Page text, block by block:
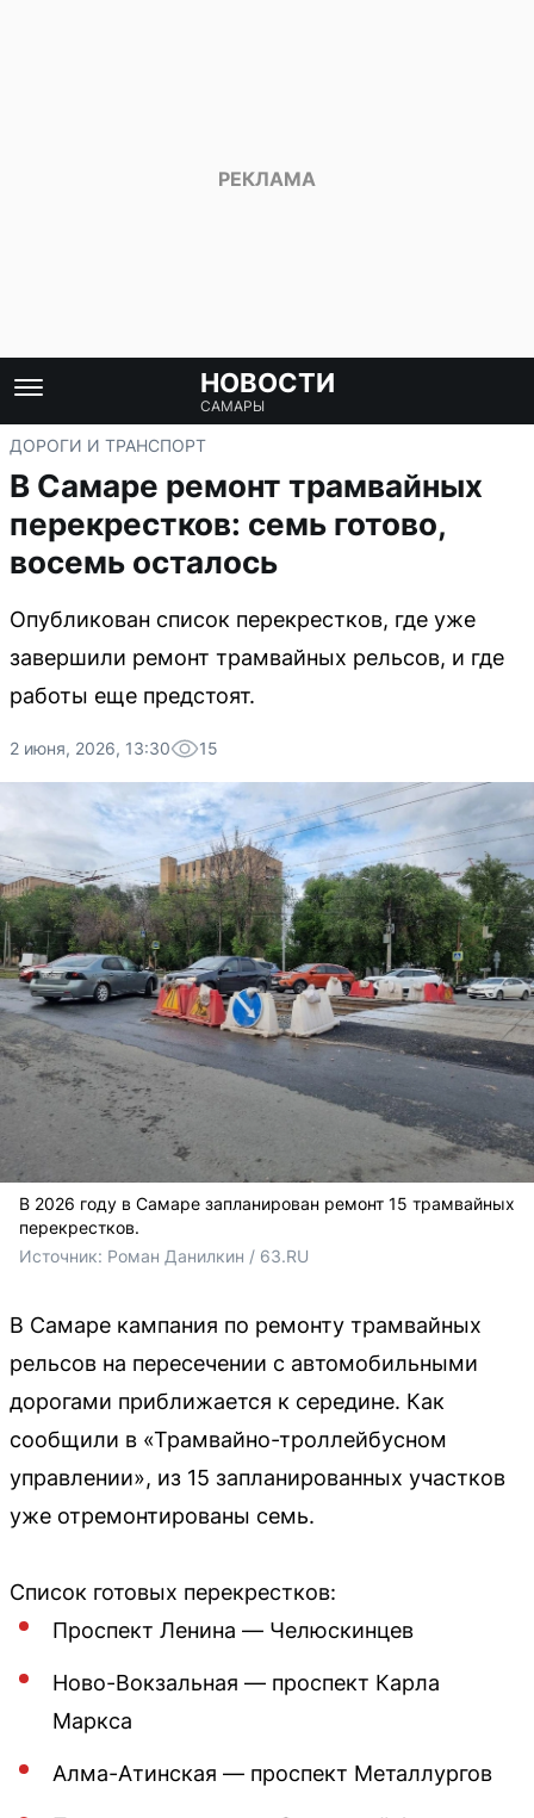
НОВОСТИ
САМАРЫ
ДОРОГИ И ТРАНСПОРТ
В Самаре ремонт трамвайных
перекрестков: семь готово,
восемь осталось
Опубликован список перекрестков, где уже
завершили ремонт трамвайных рельсов, и где
работы еще предстоят.
2 июня, 2026, 13:30 15
В 2026 году в Самаре запланирован ремонт 15 трамвайных
перекрестков.
Источник: Роман Данилкин / 63.RU
В Самаре кампания по ремонту трамвайных
рельсов на пересечении с автомобильными
дорогами приближается к середине. Как
сообщили в «Трамвайно-троллейбусном
управлении», из 15 запланированных участков
уже отремонтированы семь.
Список готовых перекрестков:
Проспект Ленина — Челюскинцев
Ново-Вокзальная — проспект Карла
Маркса
Алма-Атинская — проспект Металлургов